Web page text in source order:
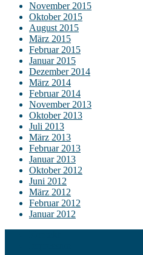
November 2015
Oktober 2015
August 2015
März 2015
Februar 2015
Januar 2015
Dezember 2014
März 2014
Februar 2014
November 2013
Oktober 2013
Juli 2013
März 2013
Februar 2013
Januar 2013
Oktober 2012
Juni 2012
März 2012
Februar 2012
Januar 2012